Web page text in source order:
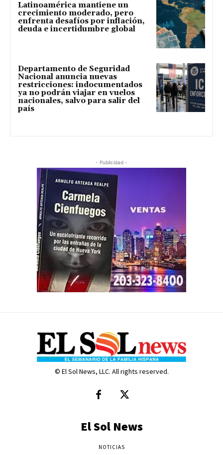
Latinoamérica mantiene un
crecimiento moderado, pero
enfrenta desafíos por inflación,
deuda e incertidumbre global
Departamento de Seguridad
Nacional anuncia nuevas
restricciones: indocumentados
ya no podrán viajar en vuelos
nacionales, salvo para salir del
país
- Publicidad -
© El Sol News, LLC. All rights reserved.
El Sol News
NOTICIAS